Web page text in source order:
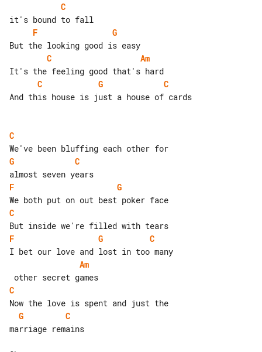
C
F
G
C
Am
C
G
C
And this house is just a house of cards
C
G
C
F
G
C
F
G
C
Am
C
G
C
marriage remains